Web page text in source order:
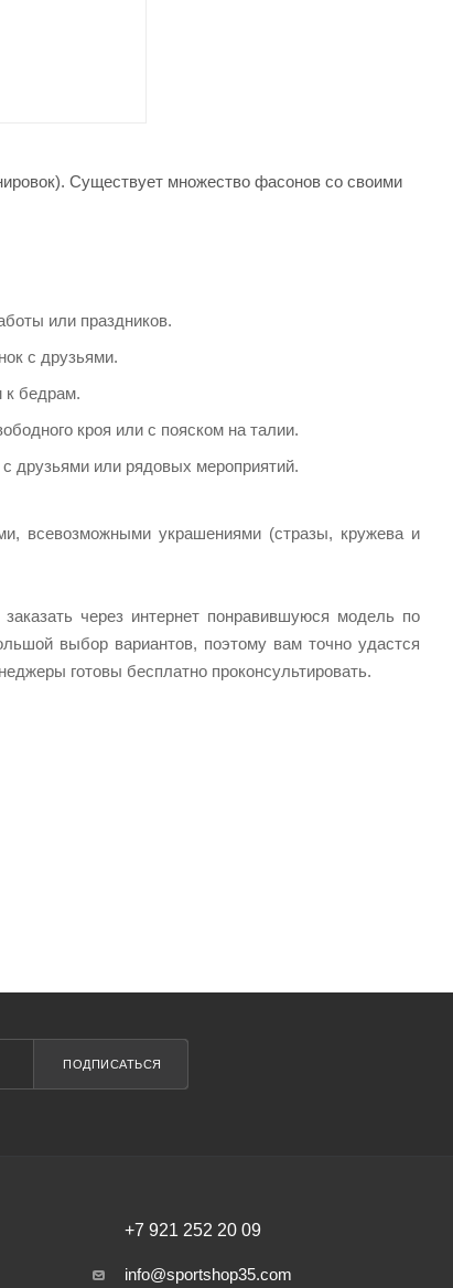
Существует множество фасонов со своими
или праздников.
с друзьями.
к бедрам.
кроя или с пояском на талии.
друзьями или рядовых мероприятий.
всевозможными украшениями (стразы, кружева и
через интернет понравившуюся модель по
выбор вариантов, поэтому вам точно удастся
готовы бесплатно проконсультировать.
ПОДПИСАТЬСЯ
+7 921 252 20 09
info@sportshop35.com